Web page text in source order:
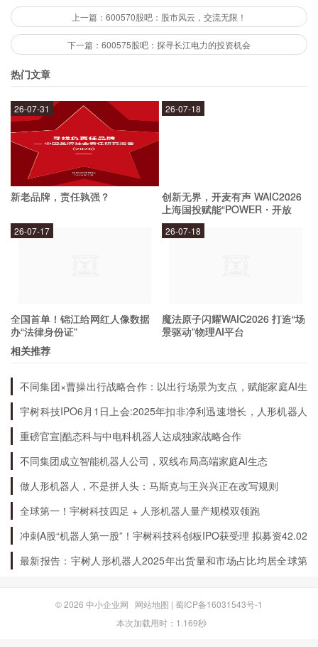
加入600573股吧可以让您第一时间获取最新的股
市资讯和热门的股票讨论，及时了解市场动态和交
民朋友，分享交易心得和经验，从而提高自己的投
资水平。此外，我们还会定期举办线上或线下的活
动，让股民们有更多机会相互交流和学习。
如何加入600573股吧？
加入600573股吧非常简单，只需要在百度贴吧中
填写相关信息，我们将会审核您的申请并尽快回
复。
结语
作为一个股民社区，600573股吧一直致力于为广
大股民提供最好的服务和最新的资讯。我们希望通
过不断地交流和学习，让更多的股民受益，实现自
己的投资目标。
上一篇：600570股吧：股市风云，交流无限！
下一篇：600575股吧：探寻长江电力的投资机会
热门文章
新老品牌，责任孰强？
26-07-31
创新无界，开麦有声 WAIC2026
上海国投赋能“POWER・开放
麦”专场成功举办
26-07-18
全国首单！锦江给网红人像数据
办“法律身份证”
26-07-17
魔法原子闪耀WAIC2026 打造“场
景驱动”物理AI平台
26-07-18
相关推荐
不同集团×曹操出行战略合作：以出行场景为支点，赋能家庭AI生
态升级
宇树科技IPO6月1日上会:2025年扣非净利迅速增长，人形机器人
出货量全球第一
重磅官宣|酷态科与中电科机器人达成独家战略合作
不同集团成立智能机器人公司，双线布局高端家庭AI生态
做人形机器人，不是拼人头：马斯克与王兴兴正在改写规则
全球第一！宇树科技四足 + 人形机器人量产规模双领跑
冲刺A股“机器人第一股”！宇树科技科创板IPO获受理 拟募资42.02
亿元
最新报告：宇树人形机器人2025年出货量和市场占比均居全球第
© 2026 中小企业网 网站地图 | 蜀ICP备16031543号-1
本次加载用时：1.169秒